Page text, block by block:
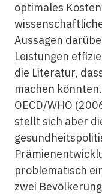
optimales
Aussagen
Leistungen
die Literatur,
machen
OECD/WHO
stellt sich aber
problematisch
zwei